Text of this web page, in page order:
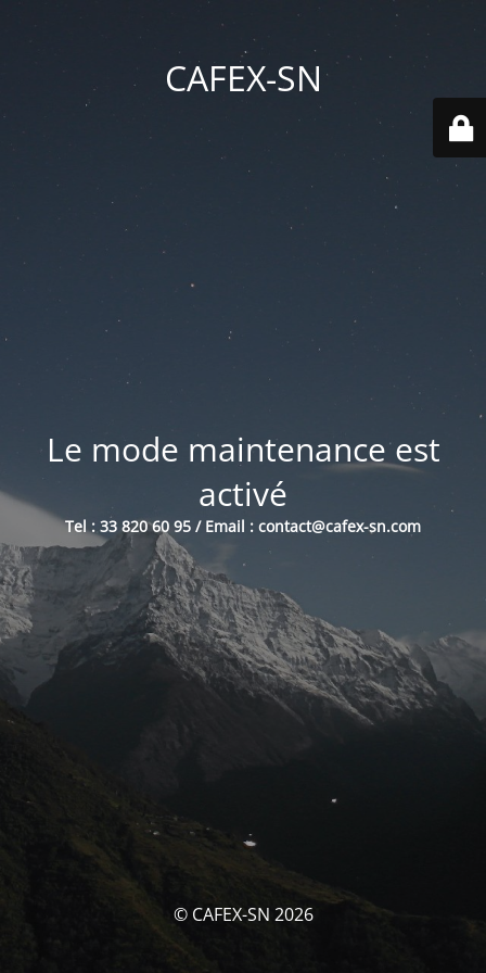
CAFEX-SN
Le mode maintenance est
activé
Tel : 33 820 60 95 / Email : contact@cafex-sn.com
© CAFEX-SN 2026